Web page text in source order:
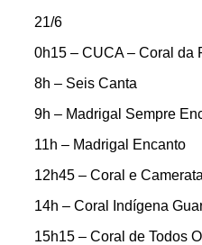
21/6
0h15 – CUCA – Coral da
8h – Seis Canta
9h – Madrigal Sempre
11h – Madrigal Encanto
12h45 – Coral e
14h – Coral Indígena
15h15 – Coral de Todos